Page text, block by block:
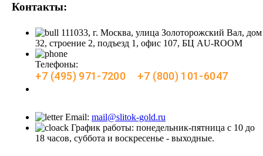
Контакты:
111033, г. Москва, улица Золоторожский Вал, дом
32, строение 2, подъезд 1, офис 107, БЦ AU-ROOM
Телефоны:
+7 (495) 971-7200 +7 (800) 101-6047
Email: mail@slitok-gold.ru
График работы: понедельник-пятница с 10 до
18 часов, суббота и воскресенье - выходные.